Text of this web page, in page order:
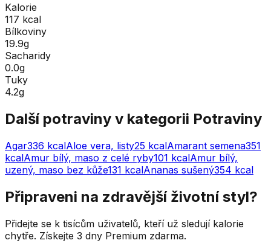
Kalorie
117 kcal
Bílkoviny
19.9g
Sacharidy
0.0g
Tuky
4.2g
Další potraviny v kategorii Potraviny
Agar336 kcalAloe vera, listy25 kcalAmarant semena351
kcalAmur bílý, maso z celé ryby101 kcalAmur bílý,
uzený, maso bez kůže131 kcalAnanas sušený354 kcal
Připraveni na zdravější životní styl?
Přidejte se k tisícům uživatelů, kteří už sledují kalorie
chytře. Získejte 3 dny Premium zdarma.